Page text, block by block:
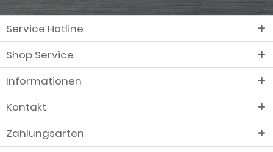
Service Hotline
Shop Service
Informationen
Kontakt
Zahlungsarten